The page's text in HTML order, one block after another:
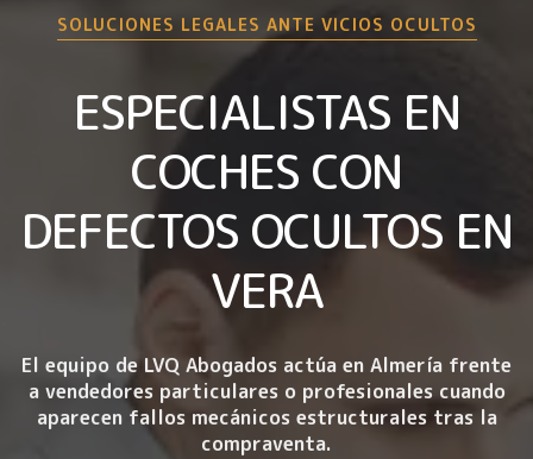
SOLUCIONES LEGALES ANTE VICIOS OCULTOS
ESPECIALISTAS EN
COCHES CON
DEFECTOS OCULTOS EN
VERA
El equipo de LVQ Abogados actúa en Almería frente
a vendedores particulares o profesionales cuando
aparecen fallos mecánicos estructurales tras la
compraventa.